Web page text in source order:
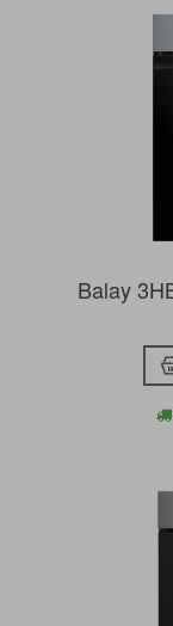
Balay